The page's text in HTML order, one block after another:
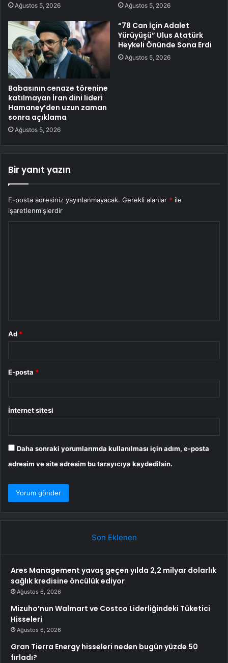
Ağustos 5, 2026 Ağustos 5, 2026
Babasının cenaze törenine
katılmayan İran dini lideri
Hamaney’den uzun zaman
sonra açıklama
Ağustos 5, 2026
“78 Can İçin Adalet
Yürüyüşü” Ulus Atatürk
Heykeli Önünde Sona Erdi
Ağustos 5, 2026
Bir yanıt yazın
E-posta adresiniz yayınlanmayacak. Gerekli alanlar * ile
işaretlenmişlerdir
Ad *
E-posta *
İnternet sitesi
Daha sonraki yorumlarımda kullanılması için adım, e-posta
adresim ve site adresim bu tarayıcıya kaydedilsin.
Son Eklenen
Ares Management yavaş geçen yılda 2,2 milyar dolarlık
sağlık kredisine öncülük ediyor
Ağustos 6, 2026
Mizuho’nun Walmart ve Costco Liderliğindeki Tüketici
Hisseleri
Ağustos 6, 2026
Gran Tierra Energy hisseleri neden bugün yüzde 50
fırladı?